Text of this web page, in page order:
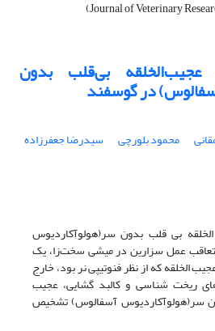
بی‌قلب بدون
در گوسفند
محمود بلورچی سیدرضا جعفرزاده
بی قلب بدون سر(هولوآکاردیوس
عمل سزارین در میشی سخت‌زا، یک
الخلقه که از نظر فنوتیپی نر بود، خارج
ریخت شناسی و کالبد گشایی، عجیب
سر(هولوآکاردیوس آسفالوس) تشخیص